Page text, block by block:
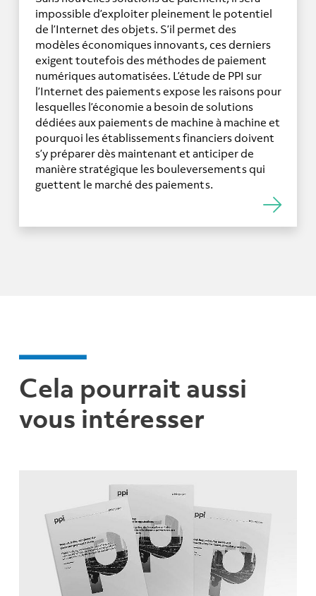
impossible d’exploiter pleinement le potentiel
de l’Internet des objets. S’il permet des
modèles économiques innovants, ces derniers
exigent toutefois des méthodes de paiement
numériques automatisées. L’étude de PPI sur
l’Internet des paiements expose les raisons pour
lesquelles l’économie a besoin de solutions
dédiées aux paiements de machine à machine et
pourquoi les établissements financiers doivent
s’y préparer dès maintenant et anticiper de
manière stratégique les bouleversements qui
guettent le marché des paiements.
Cela pourrait aussi
vous intéresser